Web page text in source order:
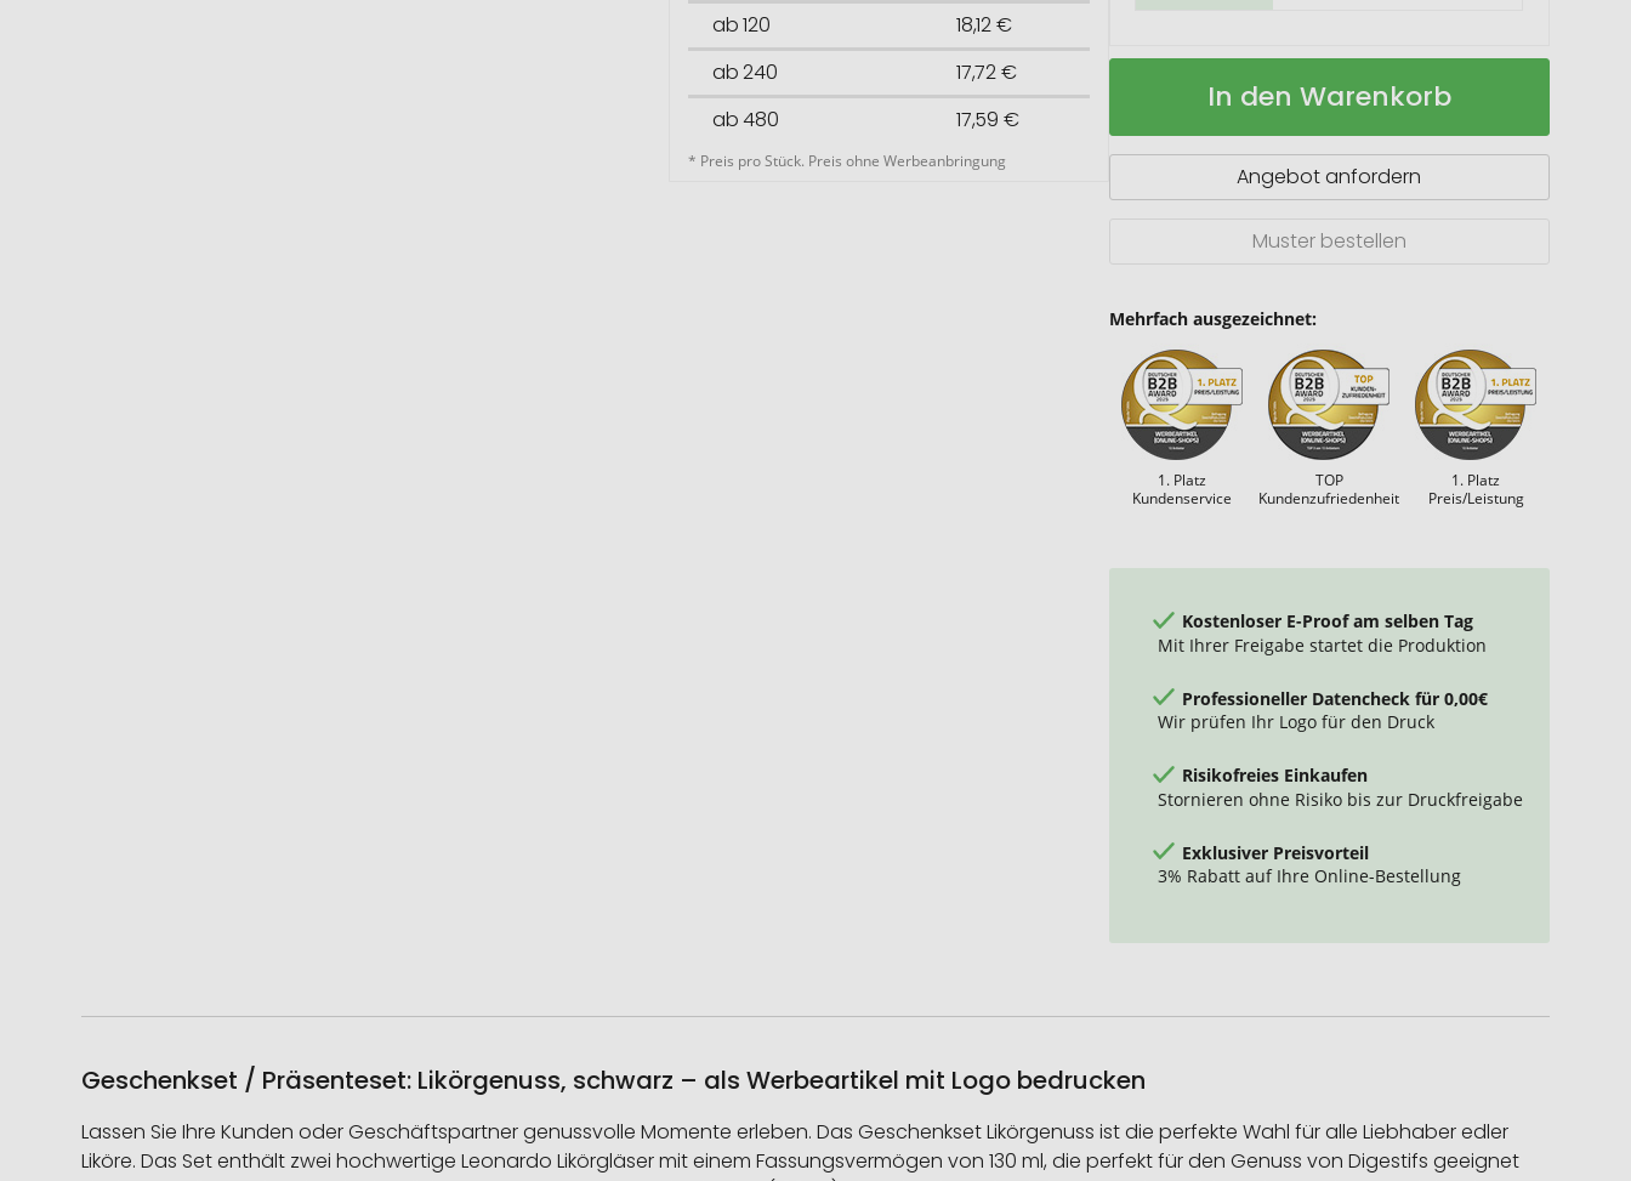
ab 120
18,12 €
ab 240
17,72 €
ab 480
17,59 €
* Preis pro Stück. Preis ohne Werbeanbringung
Geschenkset
Likörgenuss
Auf
In den Warenkorb
Angebot anfordern
Muster bestellen
Mehrfach ausgezeichnet:
1. Platz
Kundenservice
TOP
Kundenzufriedenheit
1. Platz
Preis/Leistung
Kostenloser E-Proof am selben Tag
Mit Ihrer Freigabe startet die Produktion
Professioneller Datencheck für 0,00€
Wir prüfen Ihr Logo für den Druck
Risikofreies Einkaufen
Stornieren ohne Risiko bis zur Druckfreigabe
Exklusiver Preisvorteil
3% Rabatt auf Ihre Online-Bestellung
Geschenkset / Präsenteset: Likörgenuss, schwarz – als Werbeartikel mit Logo bedrucken
Lassen Sie Ihre Kunden oder Geschäftspartner genussvolle Momente erleben. Das Geschenkset Likörgenuss ist die perfekte Wahl für alle Liebhaber edler
Liköre. Das Set enthält zwei hochwertige Leonardo Likörgläser mit einem Fassungsvermögen von 130 ml, die perfekt für den Genuss von Digestifs geeignet